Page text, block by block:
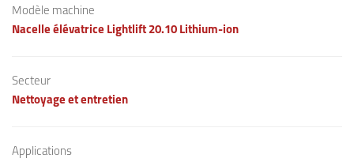
Modèle machine
Nacelle élévatrice Lightlift 20.10 Lithium-ion
Secteur
Nettoyage et entretien
Applications